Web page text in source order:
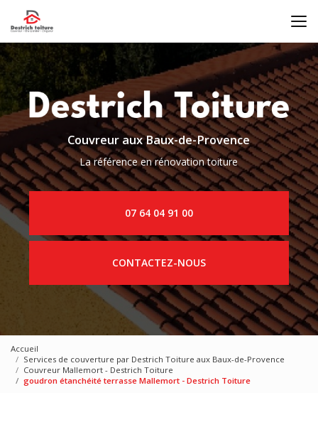
contenu
principal
Couvreur aux Baux-de-Provence
La référence en rénovation toiture
07 64 04 91 00
CONTACTEZ-NOUS
Accueil
Services de couverture par Destrich Toiture aux Baux-de-Provence
Couvreur Mallemort - Destrich Toiture
goudron étanchéité terrasse Mallemort - Destrich Toiture